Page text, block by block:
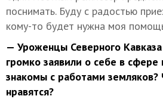
поснимать. Буду с радостью
кому-то будет нужна моя
— Уроженцы Северного
громко заявили о себе в
знакомы с работами
нравятся?